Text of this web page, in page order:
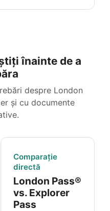
înainte de a
despre London
și cu documente
Comparație
directă
London Pass®
vs. Explorer
Pass